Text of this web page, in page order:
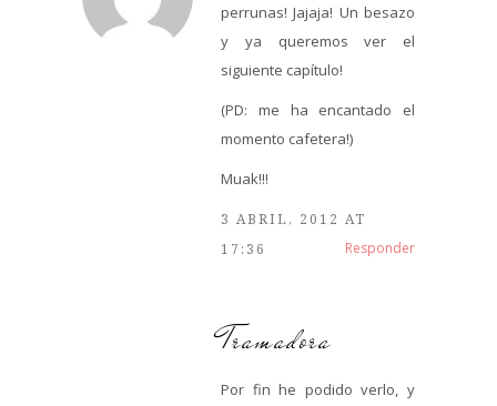
perrunas! Jajaja! Un besazo
y ya queremos ver el
siguiente capítulo!
(PD: me ha encantado el
momento cafetera!)
Muak!!!
3 ABRIL, 2012 AT
17:36
Responder
Tramadora
Por fin he podido verlo, y